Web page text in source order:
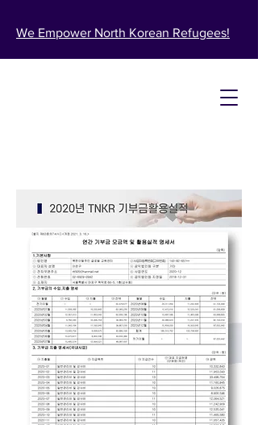
We Empower North Korean Refugees!​